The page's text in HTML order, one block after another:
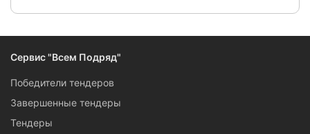
Сервис "Всем Подряд"
Победители тендеров
Завершенные тендеры
Тендеры